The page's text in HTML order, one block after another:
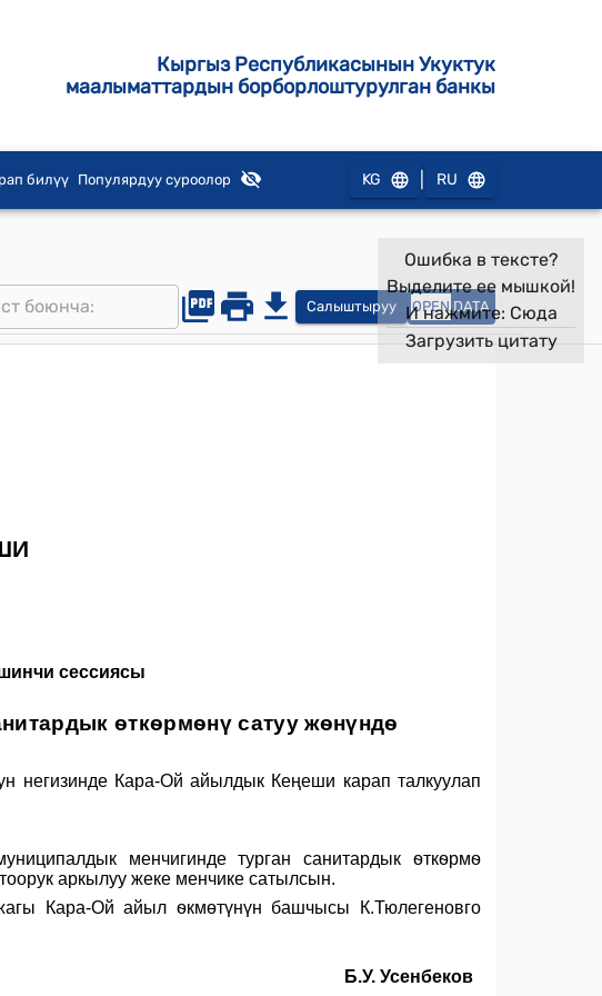
Кыргыз Республикасынын Укуктук
маалыматтардын борборлоштурулган банкы
билүү Популярдуу суроолор KG RU
Салыштыруу OPEN DATA
Ошибка в тексте?
Выделите ее мышкой!
И нажмите: Сюда
Загрузить цитату